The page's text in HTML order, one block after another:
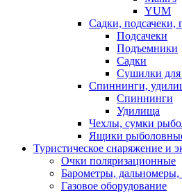
YUM
Садки, подсачеки,
Подсачеки
Подъемники
Садки
Сушилки для
Спиннинги,
Спиннинги
Удилища
Чехлы, сумки
Ящики
Туристическое снаряжение и
Очки поляризационные
Барометры,
Газовое оборудование